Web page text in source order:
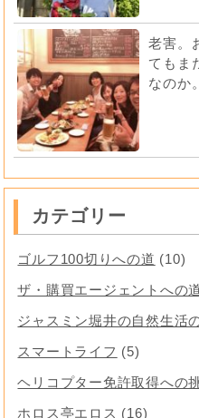
老害。
てもま
なのか。
カテゴリー
ゴルフ100切りへの道 (10)
ザ・購買エージェントへの
ジャスミン堀井の自然生活
スマートライフ (5)
ヘリコプター免許取得への
ホロス亭エロス (16)